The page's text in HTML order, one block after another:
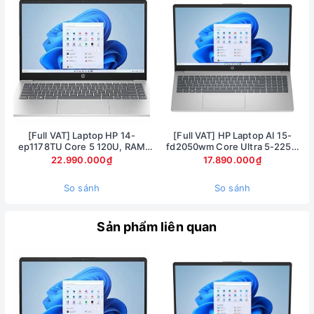
không có nhiều khác biệt so với thế hệ trước khi máy vẫn sở
hữu một ngoại hình siêu mỏng nhẹ với trọng lượng chỉ 1,48 kg
và thân máy dày chỉ 18,9 mm. Nhờ đó mà người dùng có thể
dễ dàng bỏ máy vào balo, túi xách và máy theo bên mình để
làm việc cũng như giải trí.
[Full VAT] Laptop HP 14-
ep1178TU Core 5 120U, RAM
16GB, SSD 1TB, 14 inch FHD,
Windows 11
22.990.000₫
So sánh
[Full VAT] HP Laptop AI 15-
fd2050wm Core Ultra 5-225U
Ram 8GB SSD 512GB Màn hình
15.6inch FullHD Touch
17.890.000₫
So sánh
Sản phẩm liên quan